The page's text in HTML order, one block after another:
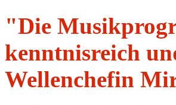
"Die
kenntnisreich
Wellenchefin